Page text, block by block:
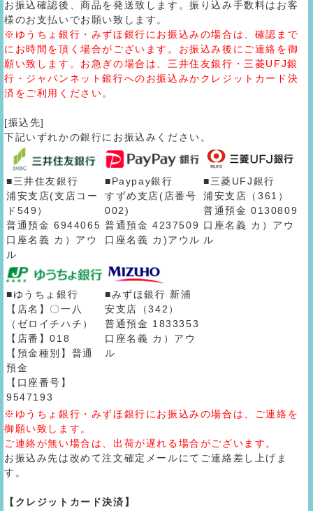
お振込確認後、商品を発送致します。振り込み手数料はお客
様のお支払いでお願い致します。
※ゆうちょ銀行・みずほ銀行にお振込みの場合は、確認まで
にお時間を頂く場合がございます。お振込み後にご連絡を御
願い致します。お急ぎの場合は、三井住友銀行・三菱UFJ銀
行・ジャパンネット銀行へのお振込みかクレジットカード決
済をご利用ください。
[振込先]
下記いずれかの銀行にお振込みください。
■三井住友銀行
浦安支店(支店コー
ド549）
普通預金 6944065
口座名義 カ）アウ
ル
■Paypay銀行
すずめ支店(店番号
002)
普通預金 4237509
口座名義 カ)アウル
■三菱UFJ銀行
浦安支店（361）
普通預金 0130809
口座名義 カ）アウ
ル
■ゆうちょ銀行
【店名】〇一八
（ゼロイチハチ）
【店番】018
【預金種別】普通
預金
【口座番号】
9547193
■みずほ銀行 新浦
安支店（342）
普通預金 1833353
口座名義 カ）アウ
ル
※ゆうちょ銀行・みずほ銀行にお振込みの場合は、ご連絡を
御願い致します。
ご連絡が無い場合は、出荷が遅れる場合がございます。
お振込み先は改めて注文確定メールにてご連絡差し上げま
す。
【クレジットカード決済】